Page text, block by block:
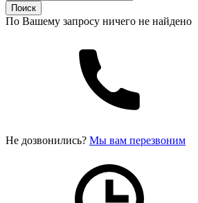
Поиск
По Вашему запросу ничего не найдено
Не дозвонились? Мы вам перезвоним